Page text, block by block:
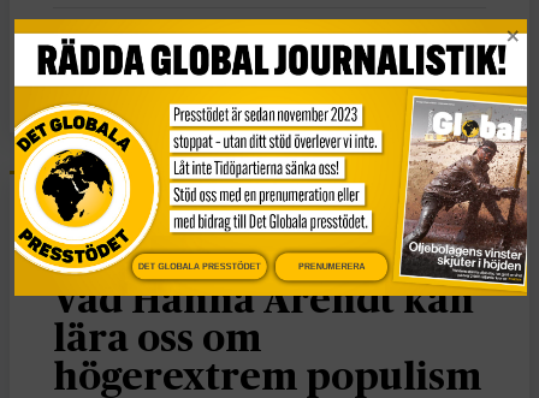
KATEGORI
Nyheter
Essä
Vad Hanna Arendt kan
lära oss om
högerextrem populism
DET GLOBALA PRESSTÖDET PRENUMERERA